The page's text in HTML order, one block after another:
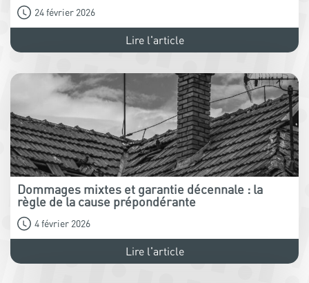
24 février 2026
Lire l'article
Dommages mixtes et garantie décennale : la
règle de la cause prépondérante
4 février 2026
Lire l'article